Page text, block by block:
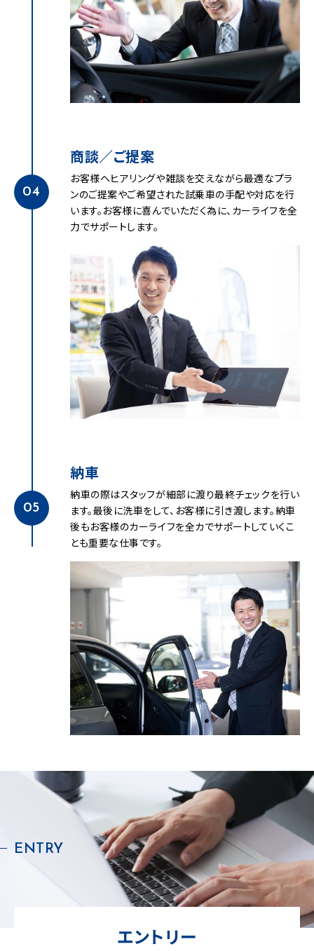
04
商談／ご提案
お客様ヘヒアリングや雑談を交えながら最適なプラ
ンのご提案やご希望された試乗車の手配や対応を行
います。お客様に喜んでいただく為に、カーライフを全
力でサポートします。
05
納車
納車の際はスタッフが細部に渡り最終チェックを行い
ます。最後に洗車をして、お客様に引き渡します。納車
後もお客様のカーライフを全カでサポートしていくこ
とも重要な仕事です。
ENTRY
エントリー